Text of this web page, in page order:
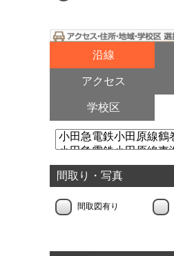
沿線
アクセス
学校区
間取り・写真
間取図有り